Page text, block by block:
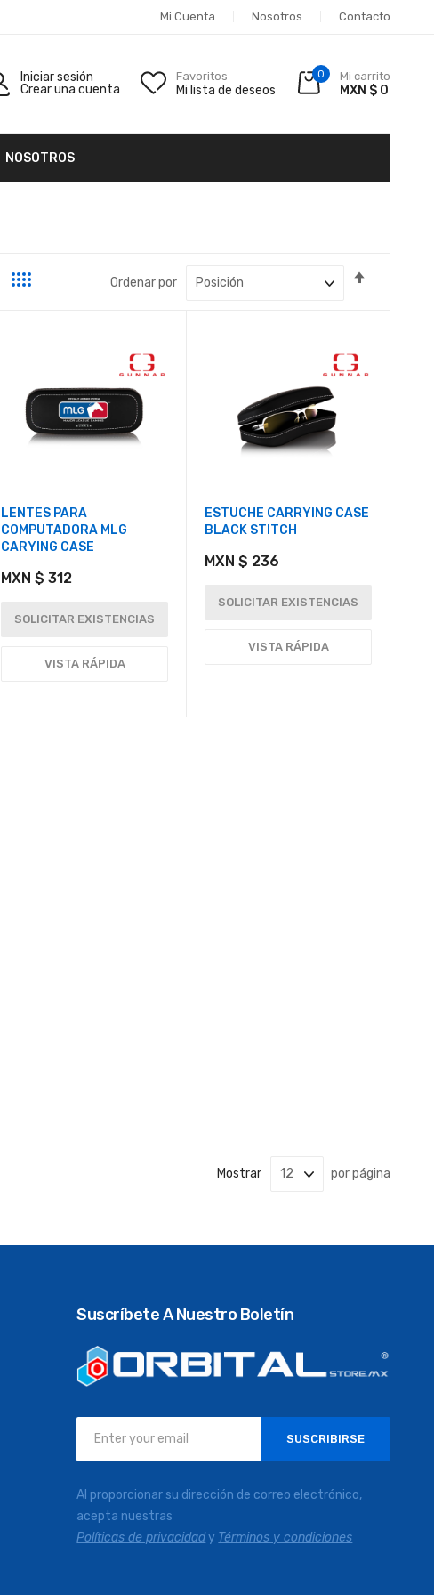
Mi Cuenta Nosotros Contacto
Iniciar sesión
Crear una cuenta
Favoritos
Mi lista de deseos
0 Mi carrito
MXN $ 0
NOSOTROS
Ordenar por
LENTES PARA
COMPUTADORA MLG
CARYING CASE
MXN $ 312
SOLICITAR EXISTENCIAS
VISTA RÁPIDA
ESTUCHE CARRYING CASE
BLACK STITCH
MXN $ 236
SOLICITAR EXISTENCIAS
VISTA RÁPIDA
Mostrar por página
Suscríbete A Nuestro Boletín
boletín
de
noticias:
SUSCRIBIRSE
Al proporcionar su dirección de correo electrónico,
acepta nuestras
Políticas de privacidady Términos y condiciones